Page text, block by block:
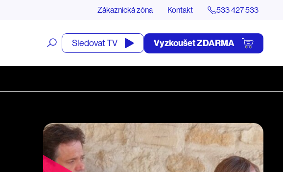
Zákaznická zóna Kontakt 533 427 533
Otevřít
vyhledávání
Sledovat TV Vyzkoušet ZDARMA